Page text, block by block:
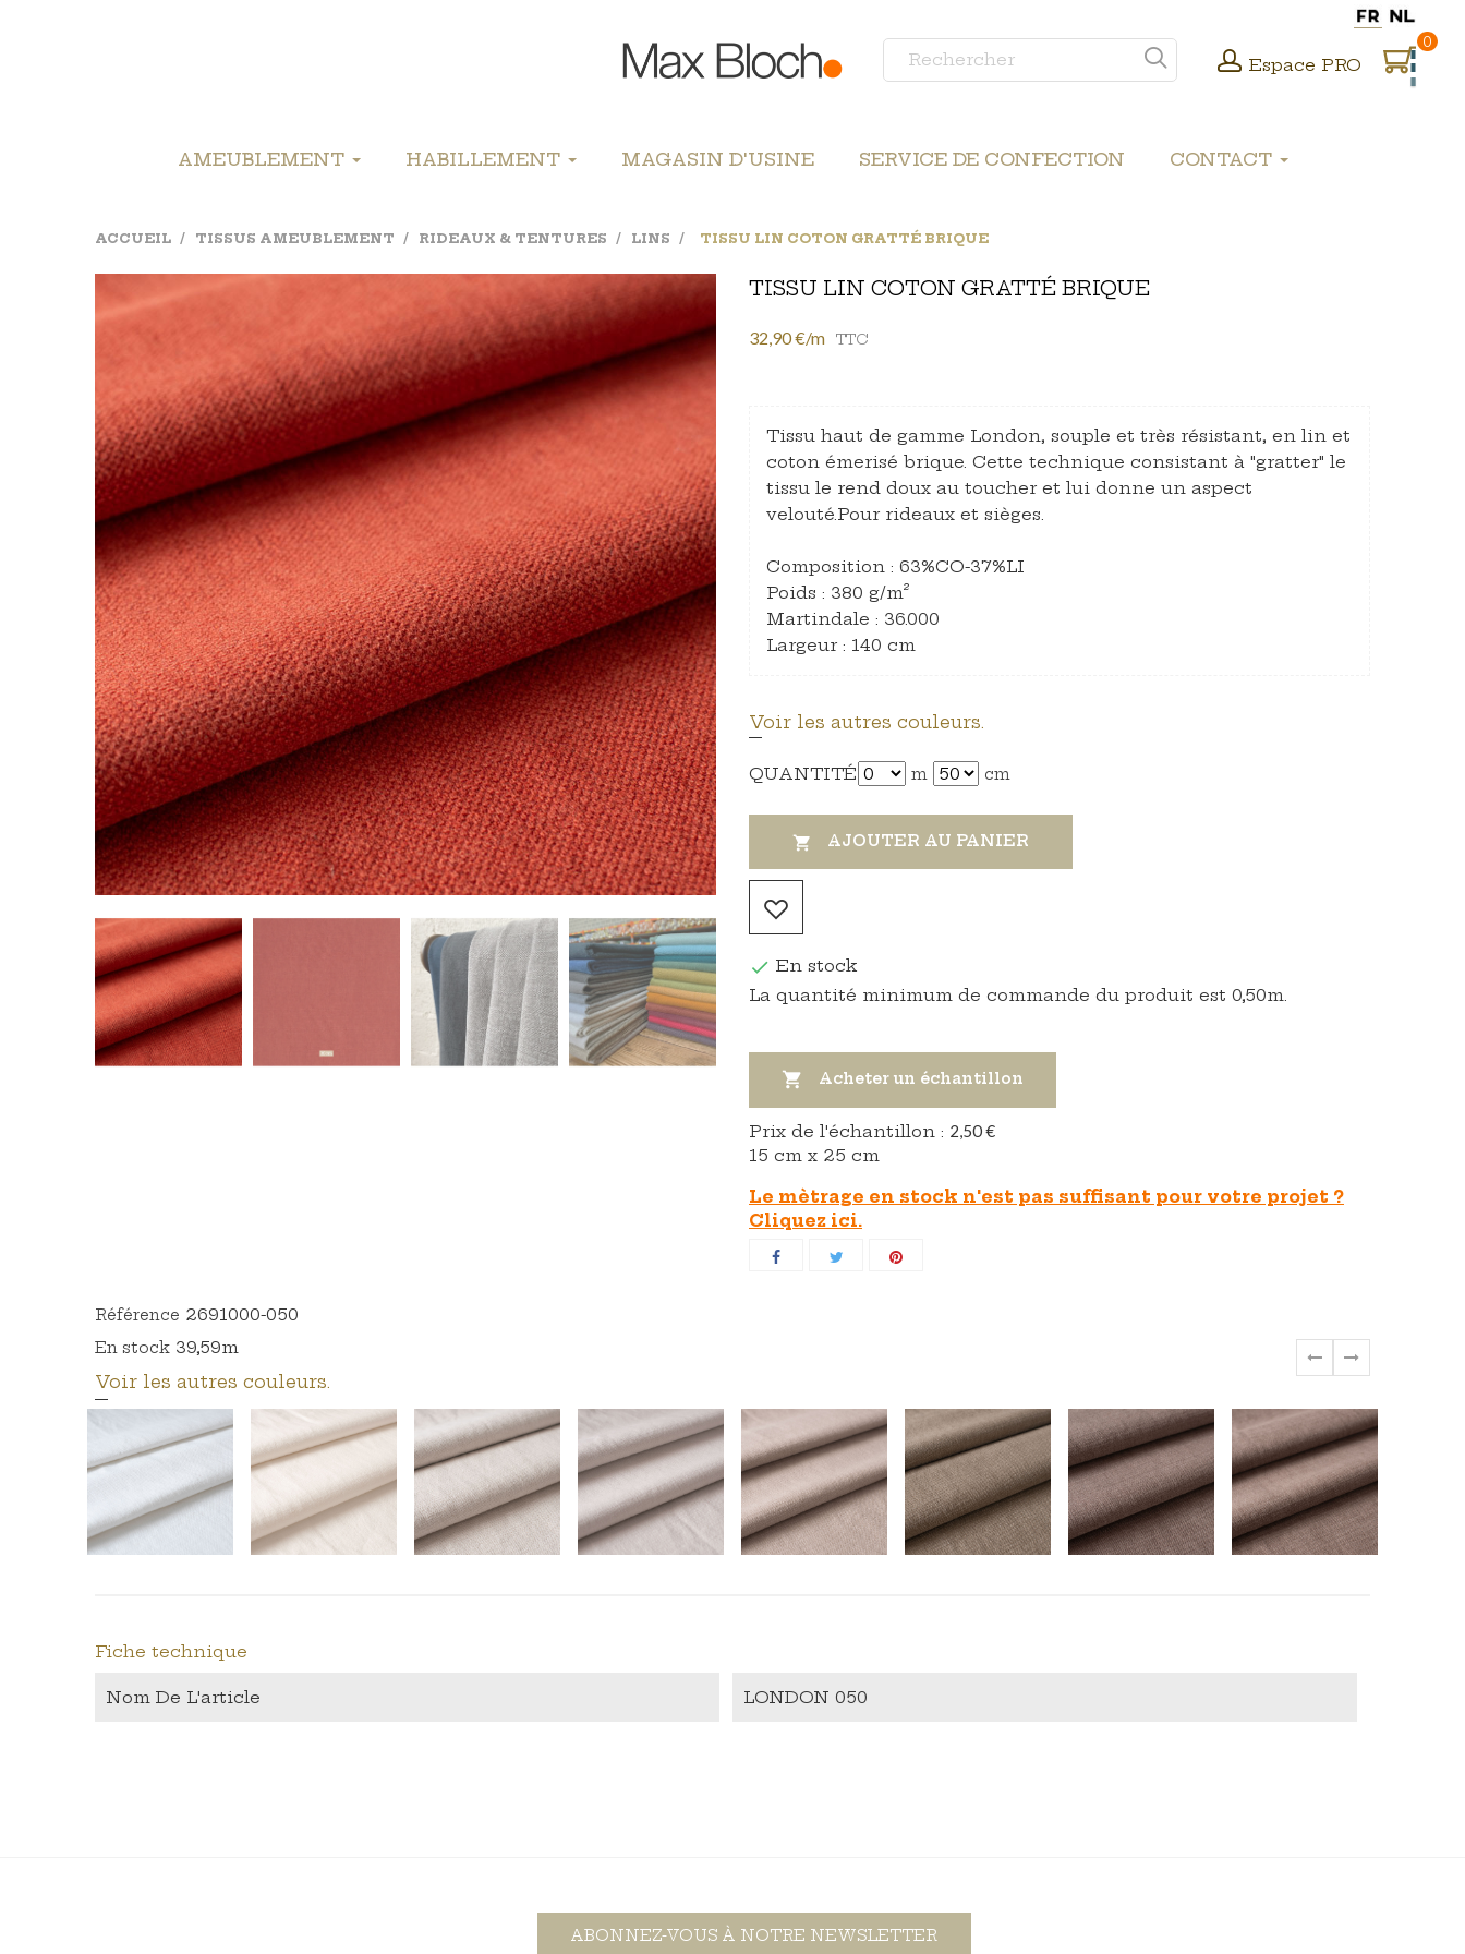
Espace PRO
0
AMEUBLEMENT HABILLEMENT MAGASIN D'USINE SERVICE DE CONFECTION CONTACT
ACCUEIL TISSUS AMEUBLEMENT RIDEAUX & TENTURES LINS TISSU LIN COTON GRATTÉ BRIQUE
TISSU LIN COTON GRATTÉ BRIQUE
32,90 €/m TTC
Tissu haut de gamme London, souple et très résistant, en lin et
coton émerisé brique. Cette technique consistant à "gratter" le
tissu le rend doux au toucher et lui donne un aspect
velouté.Pour rideaux et sièges.
Composition : 63%CO-37%LI
Poids : 380 g/m²
Martindale : 36.000
Largeur : 140 cm
Voir les autres couleurs.
QUANTITÉ m cm
 AJOUTER AU PANIER
 En stock
La quantité minimum de commande du produit est 0,50m.
 Acheter un échantillon
Prix ​​de l'échantillon : 2,50 €
15 cm x 25 cm
Le mètrage en stock n'est pas suffisant pour votre projet ?
Cliquez ici.
Référence 2691000-050
En stock 39,59m
Voir les autres couleurs.
Fiche technique
Nom De L'article LONDON 050
ABONNEZ-VOUS À NOTRE NEWSLETTER